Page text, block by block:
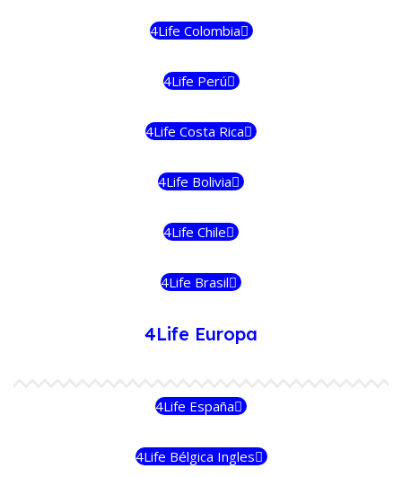
4Life Colombia
4Life Perú
4Life Costa Rica
4Life Bolivia
4Life Chile
4Life Brasil
4Life Europa
4Life España
4Life Bélgica Ingles